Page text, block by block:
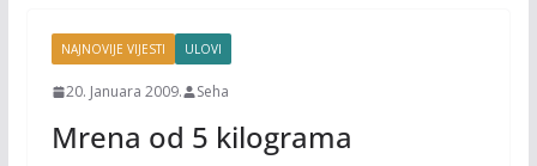
NAJNOVIJE VIJESTI ULOVI
20. Januara 2009. Seha
Mrena od 5 kilograma